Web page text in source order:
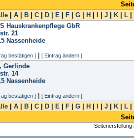
A B C D E F G H J K L
Hauskrankenpflege GbR
21
Nassenheide
bestätigen ] [ Eintrag ändern ]
Gerlinde
14
Nassenheide
bestätigen ] [ Eintrag ändern ]
A B C D E F G H J K L
Seitenerstellung